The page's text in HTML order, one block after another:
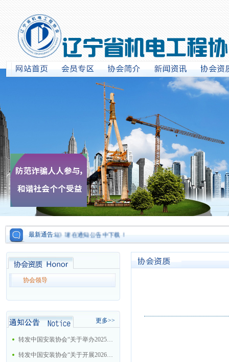
最新通告:
程质检员培训通知》请在通知公告中下载！
协会领导
更多>>
转发中国安装协会“关于举办2025年大型机电安装企业总工程师培训班的通知”
转发中国安装协会“关于开展2026年中国安装协会科学技术进步奖评选活动的通知”